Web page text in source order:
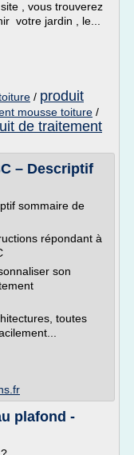
, vous trouverez
votre jardin , le...
/ produit
mousse toiture /
de traitement
– Descriptif
sommaire de
répondant à
son
toutes
plafond -